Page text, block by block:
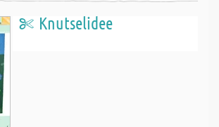
Knutselidee